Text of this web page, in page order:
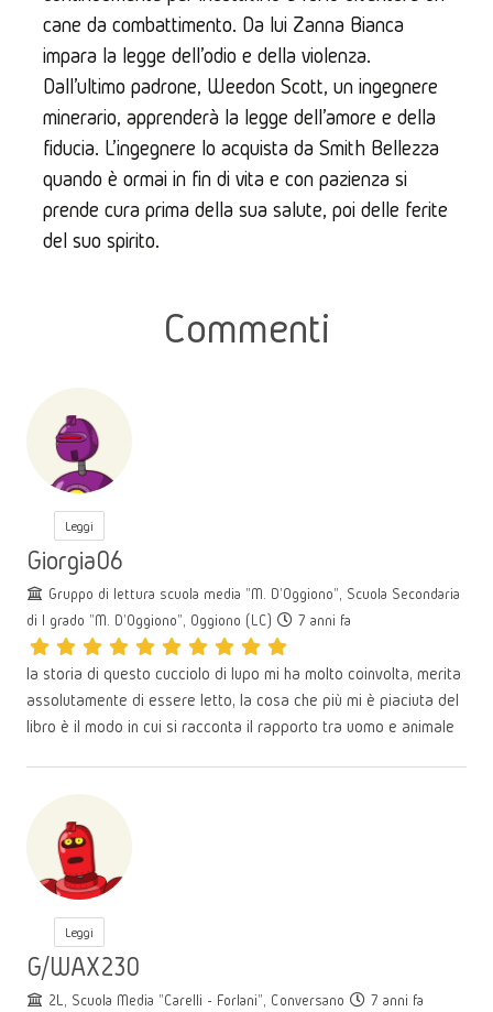
cane da combattimento. Da lui Zanna Bianca
impara la legge dell'odio e della violenza.
Dall'ultimo padrone, Weedon Scott, un ingegnere
minerario, apprenderà la legge dell'amore e della
fiducia. L'ingegnere lo acquista da Smith Bellezza
quando è ormai in fin di vita e con pazienza si
prende cura prima della sua salute, poi delle ferite
del suo spirito.
Commenti
Leggi
Giorgia06
Gruppo di lettura scuola media "M. D'Oggiono", Scuola Secondaria
di I grado "M. D'Oggiono", Oggiono (LC)
7 anni fa
la storia di questo cucciolo di lupo mi ha molto coinvolta, merita
assolutamente di essere letto, la cosa che più mi è piaciuta del
libro è il modo in cui si racconta il rapporto tra uomo e animale
Leggi
G/WAX230
2L, Scuola Media "Carelli - Forlani", Conversano 7 anni fa